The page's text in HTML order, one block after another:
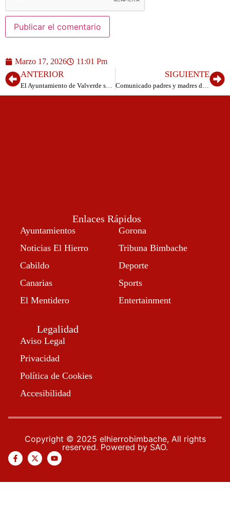
Marzo 17, 2026 11:01 Pm
ANTERIOR SIGUIENTE
Enlaces Rápidos
Ayuntamientos
Noticias El Hierro
Cabildo
Canarias
El Mentidero
Gorona
Tribuna Bimbache
Deporte
Sports
Entertainment
Legalidad
Aviso Legal
Privacidad
Política de Cookies
Accesibilidad
Copyright © 2025 elhierrobimbache, All rights
reserved. Powered by SAO.